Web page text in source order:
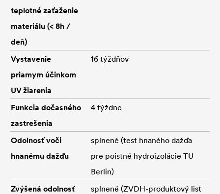
teplotné zaťaženie
materiálu (< 8h /
deň)
Vystavenie
priamym účinkom
UV žiarenia
16 týždňov
Funkcia dočasného
zastrešenia
4 týždne
Odolnosť voči
hnanému dažďu
splnené (test hnaného dažďa
pre poistné hydroizolácie TU
Berlin)
Zvýšená odolnosť
splnené (ZVDH-produktový list